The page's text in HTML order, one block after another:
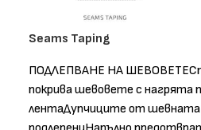
Seams Taping
ПОДЛЕПВАНЕ НА
покрива шевовете с нагрята
лентаДупчиците от шевната